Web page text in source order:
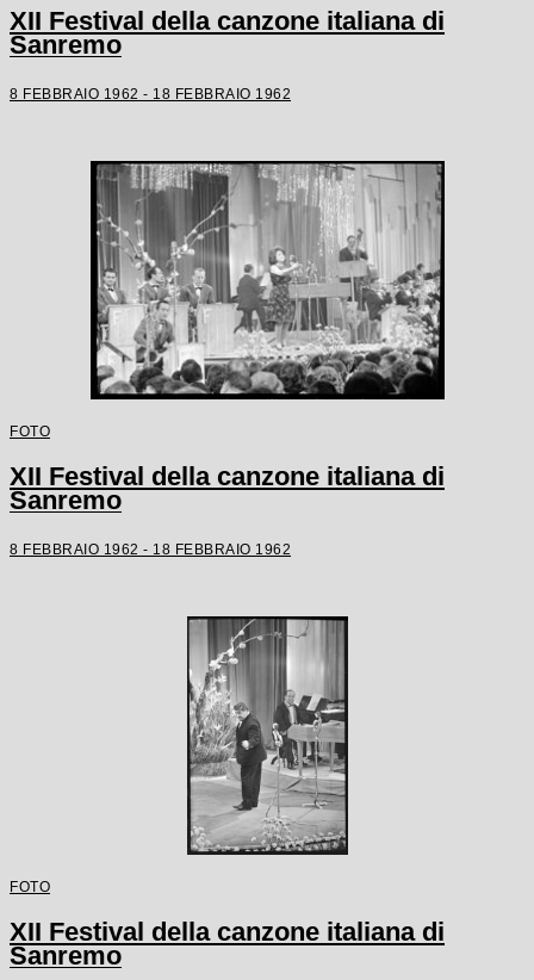
XII Festival della canzone italiana di
Sanremo
8 FEBBRAIO 1962 - 18 FEBBRAIO 1962
FOTO
XII Festival della canzone italiana di
Sanremo
8 FEBBRAIO 1962 - 18 FEBBRAIO 1962
FOTO
XII Festival della canzone italiana di
Sanremo